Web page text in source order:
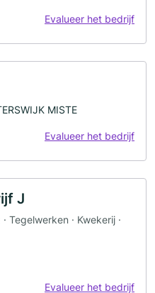
Evalueer het bedrijf
MISTE
Evalueer het bedrijf
J
Tegelwerken · Kwekerij ·
Evalueer het bedrijf